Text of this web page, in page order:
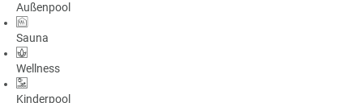
Außenpool
Sauna
Wellness
Kinderpool